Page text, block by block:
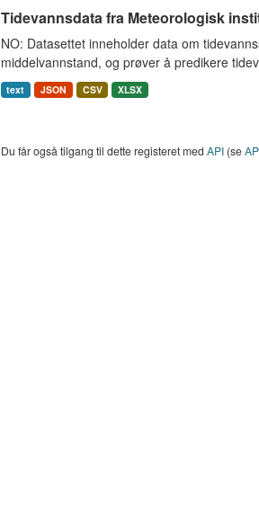
Tidevannsdata fra Meteorologisk
NO: Datasettet inneholder data om
middelvannstand, og prøver å predikere
text JSON CSV XLSX
Du får også tilgang til dette registeret med API(se